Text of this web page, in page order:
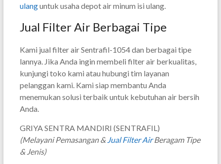
ulanguntuk usaha depot air minum isi ulang.
Jual Filter Air Berbagai Tipe
Kami jual filter air Sentrafil-1054 dan berbagai tipe
lannya. Jika Anda ingin membeli filter air berkualitas,
kunjungi toko kami atau hubungi tim layanan
pelanggan kami. Kami siap membantu Anda
menemukan solusi terbaik untuk kebutuhan air bersih
Anda.
GRIYA SENTRA MANDIRI (SENTRAFIL)
(Melayani Pemasangan &Jual Filter AirBeragam Tipe
& Jenis)